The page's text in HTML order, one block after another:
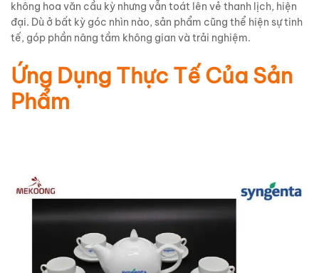
không hoa văn cầu kỳ nhưng vẫn toát lên vẻ thanh lịch, hiện
đại. Dù ở bất kỳ góc nhìn nào, sản phẩm cũng thể hiện sự tinh
tế, góp phần nâng tầm không gian và trải nghiệm.
Ứng Dụng Thực Tế Của Sản
Phẩm